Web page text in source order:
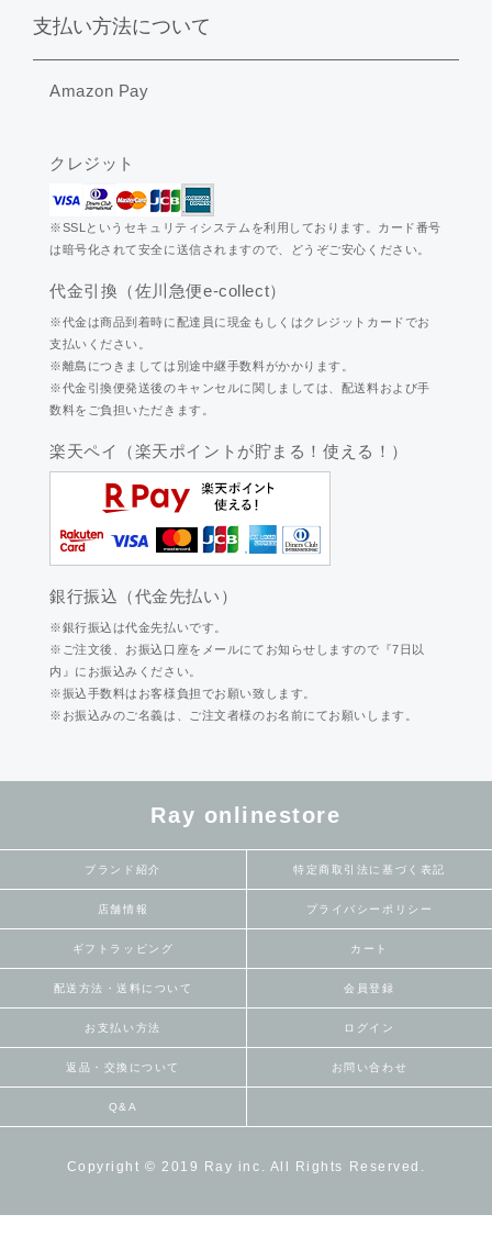
支払い方法について
Amazon Pay
クレジット
※SSLというセキュリティシステムを利用しております。カード番号
は暗号化されて安全に送信されますので、どうぞご安心ください。
代金引換（佐川急便e-collect）
※代金は商品到着時に配達員に現金もしくはクレジットカードでお
支払いください。
※離島につきましては別途中継手数料がかかります。
※代金引換便発送後のキャンセルに関しましては、配送料および手
数料をご負担いただきます。
楽天ペイ（楽天ポイントが貯まる！使える！）
銀行振込（代金先払い）
※銀行振込は代金先払いです。
※ご注文後、お振込口座をメールにてお知らせしますので『7日以
内』にお振込みください。
※振込手数料はお客様負担でお願い致します。
※お振込みのご名義は、ご注文者様のお名前にてお願いします。
Ray onlinestore
ブランド紹介
店舗情報
ギフトラッピング
配送方法・送料について
お支払い方法
返品・交換について
Q&A
特定商取引法に基づく表記
プライバシーポリシー
カート
会員登録
ログイン
お問い合わせ
Copyright © 2019 Ray inc. All Rights Reserved.